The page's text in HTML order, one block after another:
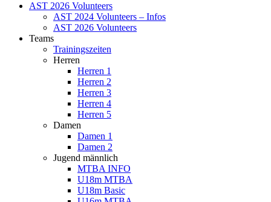
AST 2026 Volunteers
AST 2024 Volunteers – Infos
AST 2026 Volunteers
Teams
Trainingszeiten
Herren
Herren 1
Herren 2
Herren 3
Herren 4
Herren 5
Damen
Damen 1
Damen 2
Jugend männlich
MTBA INFO
U18m MTBA
U18m Basic